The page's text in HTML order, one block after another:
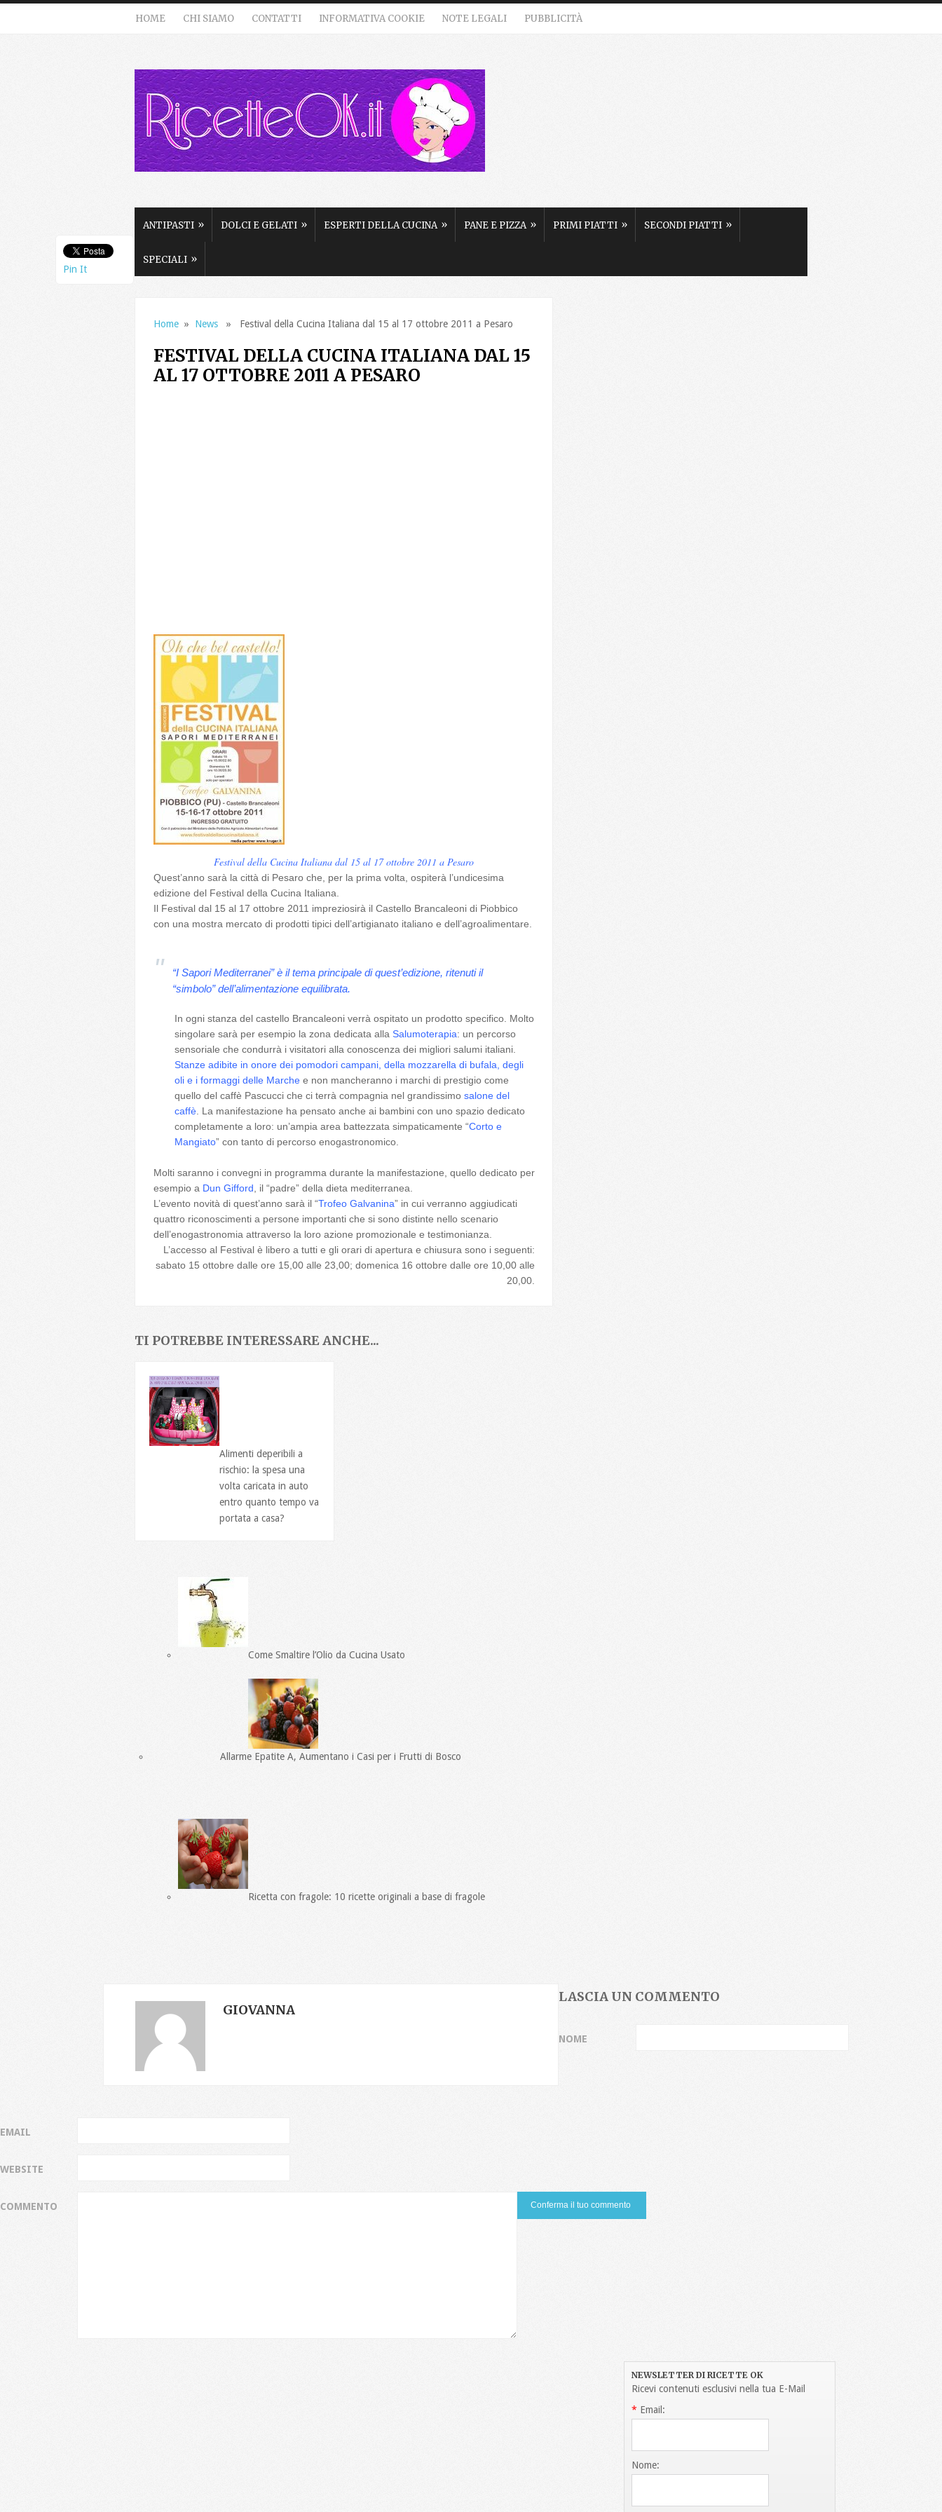
HOME CHI SIAMO CONTATTI INFORMATIVA COOKIE NOTE LEGALI PUBBLICITÀ
ANTIPASTI » DOLCI E GELATI » ESPERTI DELLA CUCINA » PANE E PIZZA » PRIMI PIATTI » SECONDI PIATTI »
SPECIALI »
Home» News» Festival della Cucina Italiana dal 15 al 17 ottobre 2011 a Pesaro
FESTIVAL DELLA CUCINA ITALIANA DAL 15
AL 17 OTTOBRE 2011 A PESARO
Festival della Cucina Italiana dal 15 al 17 ottobre 2011 a Pesaro
Quest’anno sarà la città di Pesaro che, per la prima volta, ospiterà l’undicesima
edizione del Festival della Cucina Italiana.
Il Festival dal 15 al 17 ottobre 2011 impreziosirà il Castello Brancaleoni di Piobbico
con una mostra mercato di prodotti tipici dell’artigianato italiano e dell’agroalimentare.
“I Sapori Mediterranei” è il tema principale di quest’edizione, ritenuti il
“simbolo” dell’alimentazione equilibrata.
In ogni stanza del castello Brancaleoni verrà ospitato un prodotto specifico. Molto
singolare sarà per esempio la zona dedicata alla Salumoterapia: un percorso
sensoriale che condurrà i visitatori alla conoscenza dei migliori salumi italiani.
Stanze adibite in onore dei pomodori campani, della mozzarella di bufala, degli
oli e i formaggi delle Marchee non mancheranno i marchi di prestigio come
quello del caffè Pascucci che ci terrà compagnia nel grandissimo salone del
caffè. La manifestazione ha pensato anche ai bambini con uno spazio dedicato
completamente a loro: un’ampia area battezzata simpaticamente “Corto e
Mangiato” con tanto di percorso enogastronomico.
Molti saranno i convegni in programma durante la manifestazione, quello dedicato per
esempio a Dun Gifford , il “padre” della dieta mediterranea.
L’evento novità di quest’anno sarà il “Trofeo Galvanina” in cui verranno aggiudicati
quattro riconoscimenti a persone importanti che si sono distinte nello scenario
dell’enogastronomia attraverso la loro azione promozionale e testimonianza.
L’accesso al Festival è libero a tutti e gli orari di apertura e chiusura sono i seguenti:
sabato 15 ottobre dalle ore 15,00 alle 23,00; domenica 16 ottobre dalle ore 10,00 alle
20,00.
Pin It
TI POTREBBE INTERESSARE ANCHE...
Alimenti deperibili a
rischio: la spesa una
volta caricata in auto
entro quanto tempo va
portata a casa?
Come Smaltire l’Olio da Cucina Usato
Allarme Epatite A, Aumentano i Casi per i Frutti di Bosco
Ricetta con fragole: 10 ricette originali a base di fragole
GIOVANNA
LASCIA UN COMMENTO
NOME
EMAIL
WEBSITE
COMMENTO
NEWSLETTER DI RICETTE OK
Ricevi contenuti esclusivi nella tua E-Mail
* Email:
Nome: